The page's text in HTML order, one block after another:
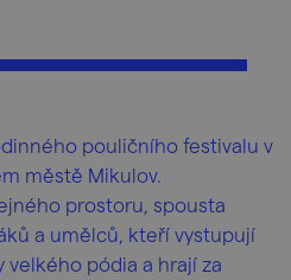
pouličního festivalu v
městě Mikulov.
prostoru, spousta
a umělců, kteří vystupují
pódia a hrají za